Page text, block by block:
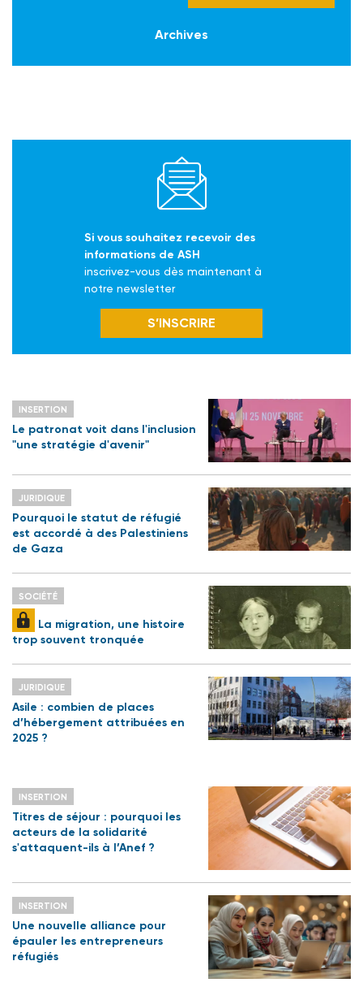
Archives
Si vous souhaitez recevoir des
informations de ASH
inscrivez-vous dès maintenant à
notre newsletter
S’INSCRIRE
INSERTION
Le patronat voit dans l'inclusion
"une stratégie d'avenir"
JURIDIQUE
Pourquoi le statut de réfugié
est accordé à des Palestiniens
de Gaza
SOCIÉTÉ
La migration, une histoire
trop souvent tronquée
JURIDIQUE
Asile : combien de places
d’hébergement attribuées en
2025 ?
INSERTION
Titres de séjour : pourquoi les
acteurs de la solidarité
s'attaquent-ils à l’Anef ?
INSERTION
Une nouvelle alliance pour
épauler les entrepreneurs
réfugiés